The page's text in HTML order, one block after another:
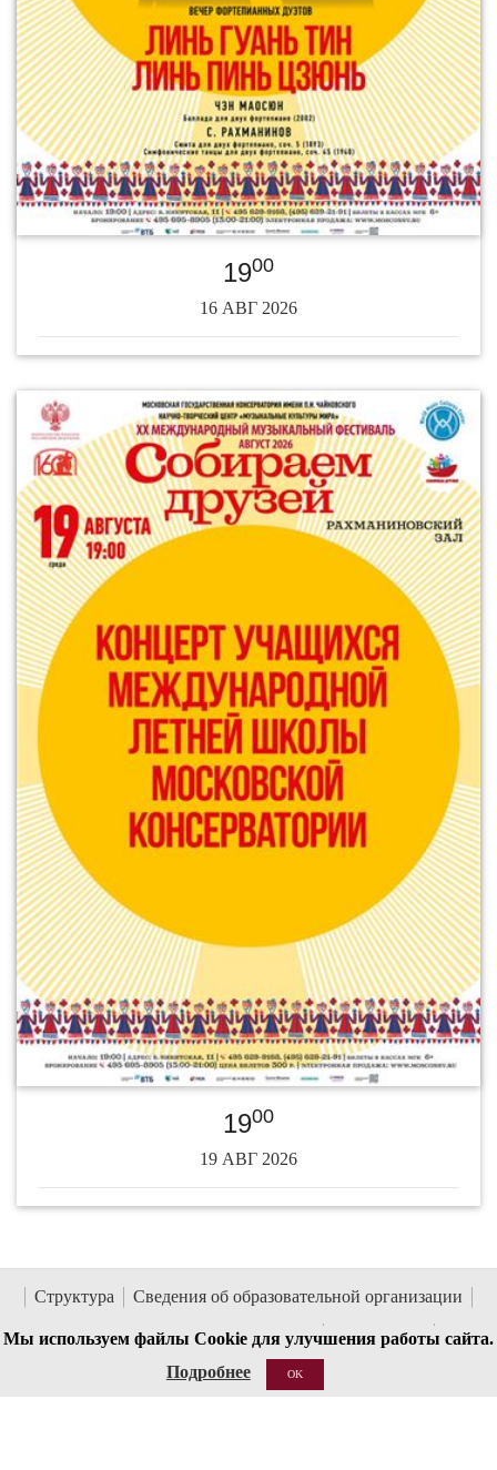
1900
16 АВГ 2026
1900
19 АВГ 2026
Структура
Сведения об образовательной организации
Национальные проекты России
Антитеррор
Пожарная безопасность
Ссылки
Мы используем файлы Cookie для улучшения работы сайта.
Подробнее
OK